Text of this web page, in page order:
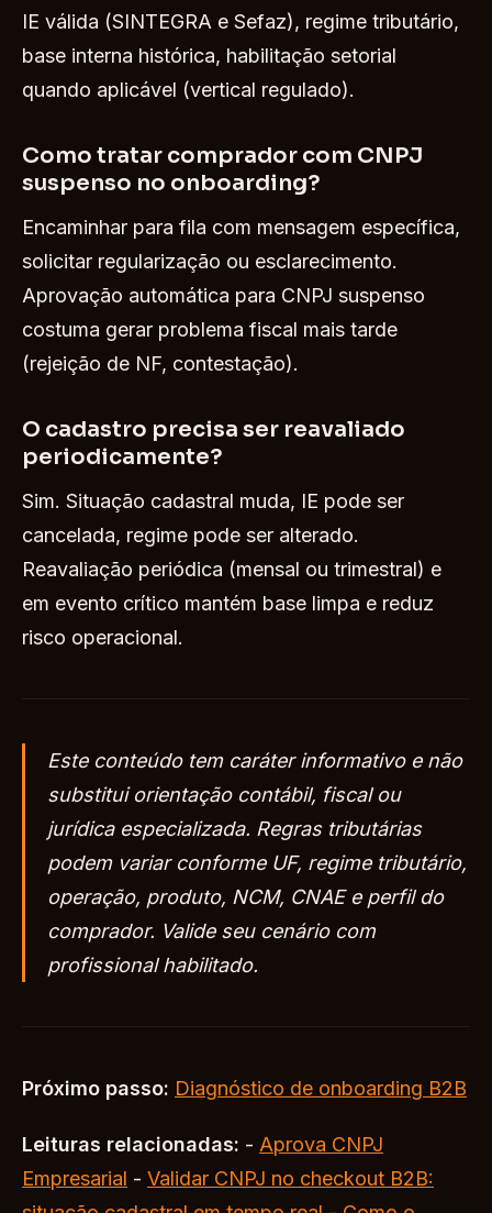
IE válida (SINTEGRA e Sefaz), regime tributário,
base interna histórica, habilitação setorial
quando aplicável (vertical regulado).
Como tratar comprador com CNPJ
suspenso no onboarding?
Encaminhar para fila com mensagem específica,
solicitar regularização ou esclarecimento.
Aprovação automática para CNPJ suspenso
costuma gerar problema fiscal mais tarde
(rejeição de NF, contestação).
O cadastro precisa ser reavaliado
periodicamente?
Sim. Situação cadastral muda, IE pode ser
cancelada, regime pode ser alterado.
Reavaliação periódica (mensal ou trimestral) e
em evento crítico mantém base limpa e reduz
risco operacional.
Este conteúdo tem caráter informativo e não
substitui orientação contábil, fiscal ou
jurídica especializada. Regras tributárias
podem variar conforme UF, regime tributário,
operação, produto, NCM, CNAE e perfil do
comprador. Valide seu cenário com
profissional habilitado.
Próximo passo: Diagnóstico de onboarding B2B
Leituras relacionadas: - Aprova CNPJ
Empresarial - Validar CNPJ no checkout B2B: